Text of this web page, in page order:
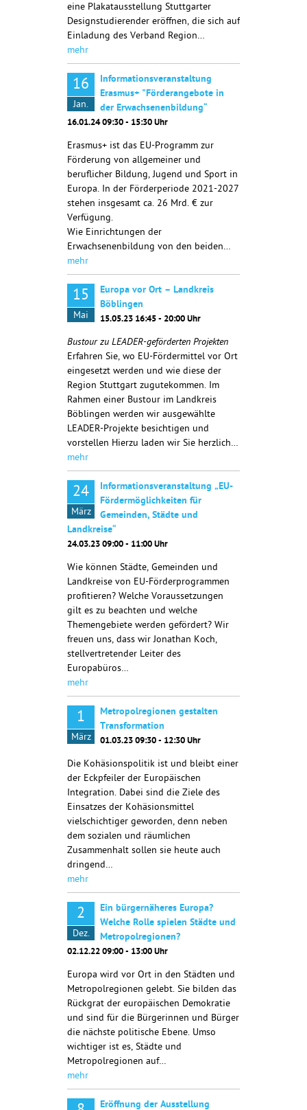
eine Plakatausstellung Stuttgarter
Designstudierender eröffnen, die sich auf
Einladung des Verband Region…
mehr
16
Jan.
Informationsveranstaltung
Erasmus+ "Förderangebote in
der Erwachsenenbildung“
16.01.24 09:30 - 15:30 Uhr
Erasmus+ ist das EU-Programm zur
Förderung von allgemeiner und
beruflicher Bildung, Jugend und Sport in
Europa. In der Förderperiode 2021-2027
stehen insgesamt ca. 26 Mrd. € zur
Verfügung.
Wie Einrichtungen der
Erwachsenenbildung von den beiden…
mehr
15
Mai
Europa vor Ort – Landkreis
Böblingen
15.05.23 16:45 - 20:00 Uhr
Bustour zu LEADER-geförderten Projekten
Erfahren Sie, wo EU-Fördermittel vor Ort
eingesetzt werden und wie diese der
Region Stuttgart zugutekommen. Im
Rahmen einer Bustour im Landkreis
Böblingen werden wir ausgewählte
LEADER-Projekte besichtigen und
vorstellen Hierzu laden wir Sie herzlich…
mehr
24
März
Informationsveranstaltung „EU-
Fördermöglichkeiten für
Gemeinden, Städte und
Landkreise“
24.03.23 09:00 - 11:00 Uhr
Wie können Städte, Gemeinden und
Landkreise von EU-Förderprogrammen
profitieren? Welche Voraussetzungen
gilt es zu beachten und welche
Themengebiete werden gefördert? Wir
freuen uns, dass wir Jonathan Koch,
stellvertretender Leiter des
Europabüros…
mehr
1
März
Metropolregionen gestalten
Transformation
01.03.23 09:30 - 12:30 Uhr
Die Kohäsionspolitik ist und bleibt einer
der Eckpfeiler der Europäischen
Integration. Dabei sind die Ziele des
Einsatzes der Kohäsionsmittel
vielschichtiger geworden, denn neben
dem sozialen und räumlichen
Zusammenhalt sollen sie heute auch
dringend…
mehr
2
Dez.
Ein bürgernäheres Europa?
Welche Rolle spielen Städte und
Metropolregionen?
02.12.22 09:00 - 13:00 Uhr
Europa wird vor Ort in den Städten und
Metropolregionen gelebt. Sie bilden das
Rückgrat der europäischen Demokratie
und sind für die Bürgerinnen und Bürger
die nächste politische Ebene. Umso
wichtiger ist es, Städte und
Metropolregionen auf…
mehr
Eröffnung der Ausstellung